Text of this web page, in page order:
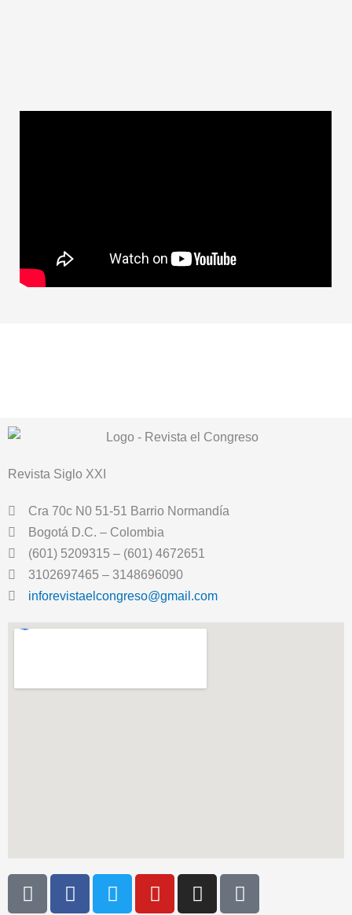
Revista Siglo XXI
Cra 70c N0 51-51 Barrio Normandía
Bogotá D.C. – Colombia
(601) 5209315 – (601) 4672651
3102697465 – 3148696090
inforevistaelcongreso@gmail.com
T
i
F
a
T
w
Y
o
I
n
I
c